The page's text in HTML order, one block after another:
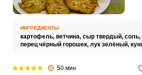
ИНГРЕДИЕНТЫ
картофель, ветчина, сыр твердый, соль,
перец чёрный горошек, лук зелёный,
50 мин